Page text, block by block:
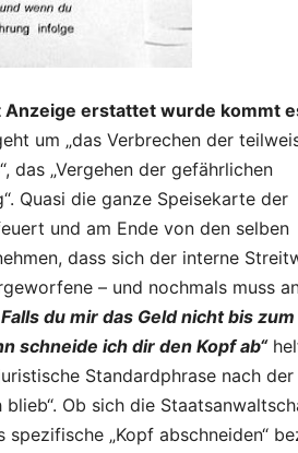
Anzeige erstattet wurde kommt
um „das Verbrechen der
das „Vergehen der gefährlichen
Quasi die ganze Speisekarte der
und am Ende von den selben
dass sich der interne
– und nochmals muss
du mir das Geld nicht bis zum
schneide ich dir den Kopf ab“
Standardphrase nach der
Ob sich die
„Kopf abschneiden“